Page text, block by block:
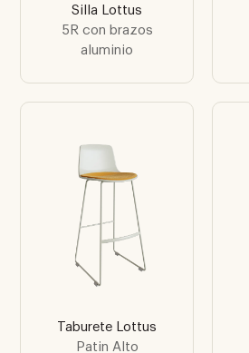
Silla Lottus
5R con brazos
aluminio
Taburete Lottus
Patin Alto